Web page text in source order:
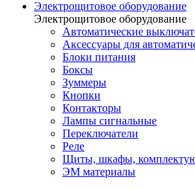
Электрощитовое оборудование
Электрощитовое оборудование
Автоматические
Аксессуары для
Блоки питания
Боксы
Зуммеры
Кнопки
Контакторы
Лампы сигнальные
Переключатели
Реле
Щиты, шкафы,
ЭМ материалы